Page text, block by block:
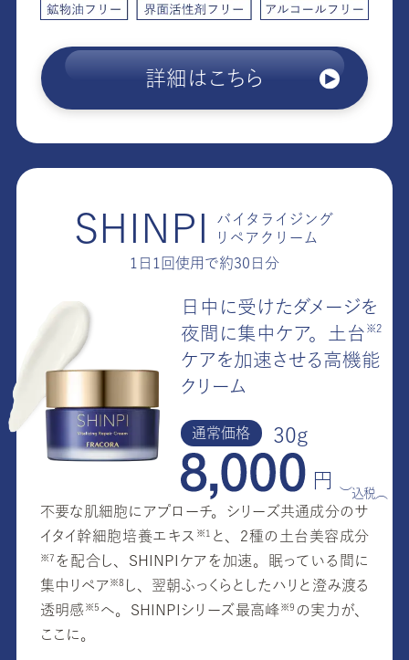
詳細はこちら
SHINPI
バイタライジング
リペアクリーム
1日1回使用で約30日分
日中に受けたダメージを
夜間に集中ケア。
土 台 ※2
ケアを加速させる高機能
クリーム
通常価格 30g
円
（税込）
不要な肌細胞にアプローチ。シリーズ共通成分のサ
イタイ幹細胞培養エキ ス ※1 と、2種の土台美容成分
※7 を配合し、SHINPIケアを加速。眠っている間に
集中リペア ※8 し、翌朝ふっくらとしたハリと澄み渡る
透明感 ※5 へ。SHINPIシリーズ最高峰 ※9 の実力が、
ここに。